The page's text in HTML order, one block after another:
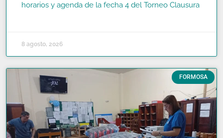
horarios y agenda de la fecha 4 del Torneo Clausura
8 agosto, 2026
FORMOSA